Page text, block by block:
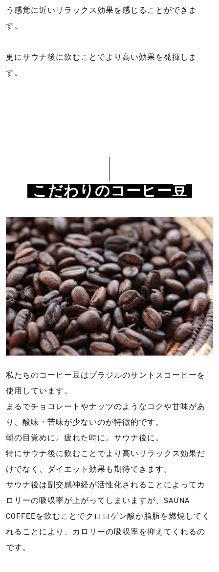
う感覚に近いリラックス効果を感じることができま
す。
更にサウナ後に飲むことでより高い効果を発揮しま
す。
こだわりのコーヒー豆
私たちのコーヒー豆はブラジルのサントスコーヒーを
使用しています。
まるでチョコレートやナッツのようなコクや甘味があ
り、酸味・苦味が少ないのが特徴的です。
朝の目覚めに。疲れた時に。サウナ後に。
特にサウナ後に飲むことでより高いリラックス効果だ
けでなく、ダイエット効果も期待できます。
サウナ後は副交感神経が活性化されることによってカ
ロリーの吸収率が上がってしまいますが、SAUNA
COFFEEを飲むことでクロロゲン酸が脂肪を燃焼してく
れることにより、カロリーの吸収率を抑えてくれるの
です。